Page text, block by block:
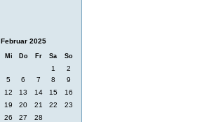
Februar 2025
Mi Do Fr Sa So
1
2
5 6 7 8
9
12 13 14 15
16
19 20 21 22
23
26 27 28